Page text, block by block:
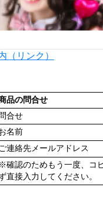
（リンク）
品の問合せ
問合せ
名前
連絡先メールアドレス
※確認のためもう一度、コ
直接入力してください。